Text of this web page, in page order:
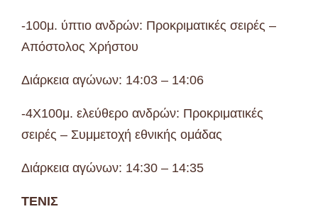
-100μ. ύπτιο ανδρών: Προκριματικές σειρές –
Απόστολος Χρήστου
Διάρκεια αγώνων: 14:03 – 14:06
-4Χ100μ. ελεύθερο ανδρών: Προκριματικές
σειρές – Συμμετοχή εθνικής ομάδας
Διάρκεια αγώνων: 14:30 – 14:35
ΤΕΝΙΣ